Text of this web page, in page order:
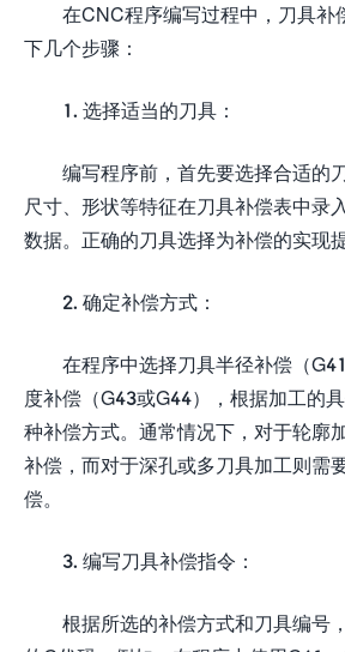
在CNC程序编写过程中，刀具补
下几个步骤：
1. 选择适当的刀具：
编写程序前，首先要选择合适的
尺寸、形状等特征在刀具补偿表中录
数据。正确的刀具选择为补偿的实现
2. 确定补偿方式：
在程序中选择刀具半径补偿（
度补偿（G43或G44），根据加工的
种补偿方式。通常情况下，对于轮廓
补偿，而对于深孔或多刀具加工则需
偿。
3. 编写刀具补偿指令：
根据所选的补偿方式和刀具编号